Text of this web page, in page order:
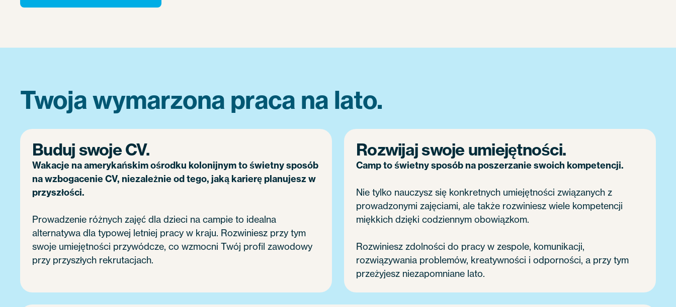
Twoja wymarzona praca na lato.
Buduj swoje CV.
Wakacje na amerykańskim ośrodku kolonijnym to świetny sposób
na wzbogacenie CV, niezależnie od tego, jaką karierę planujesz w
przyszłości.
Prowadzenie różnych zajęć dla dzieci na campie to idealna
alternatywa dla typowej letniej pracy w kraju. Rozwiniesz przy tym
swoje umiejętności przywódcze, co wzmocni Twój profil zawodowy
przy przyszłych rekrutacjach.
Rozwijaj swoje umiejętności.
Camp to świetny sposób na poszerzanie swoich kompetencji.
Nie tylko nauczysz się konkretnych umiejętności związanych z
prowadzonymi zajęciami, ale także rozwiniesz wiele kompetencji
miękkich dzięki codziennym obowiązkom.
Rozwiniesz zdolności do pracy w zespole, komunikacji,
rozwiązywania problemów, kreatywności i odporności, a przy tym
przeżyjesz niezapomniane lato.